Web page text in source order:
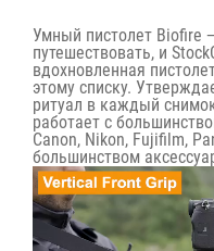
Умный пистолет Biofire
путешествовать, и
вдохновленная
этому списку.
ритуал в каждый
работает с
Canon, Nikon, Fujifilm,
большинством